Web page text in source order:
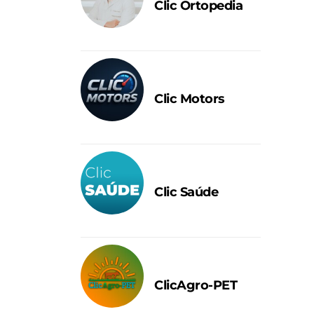
Clic Ortopedia
Clic Motors
Clic Saúde
ClicAgro-PET